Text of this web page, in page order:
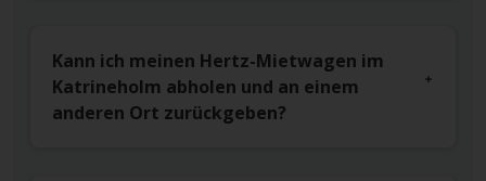
Kann ich meinen Hertz-Mietwagen im
Katrineholm abholen und an einem
anderen Ort zurückgeben?